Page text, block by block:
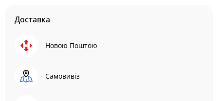
Доставка
Новою Поштою
Самовивіз